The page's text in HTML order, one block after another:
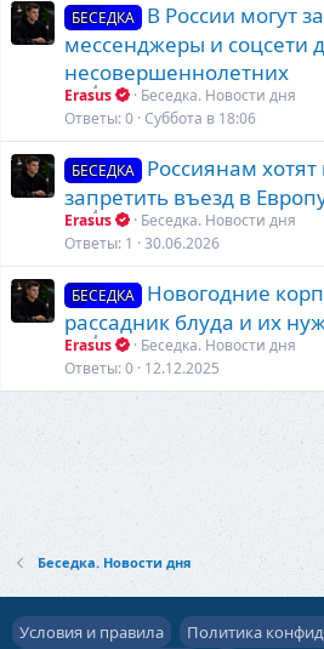
БЕСЕДКА
В России могут
мессенджеры и соцсети
несовершеннолетних
Erasus
Беседка. Новости дня
Ответы 0 Суббота в 18:06
БЕСЕДКА
Россиянам
запретить въезд в
Erasus
Беседка. Новости дня
Ответы 1 30.06.2026
БЕСЕДКА
Новогодние
рассадник блуда и их
Erasus
Беседка. Новости дня
Ответы 0 12.12.2025
Беседка. Новости дня
Условия и правила Политика